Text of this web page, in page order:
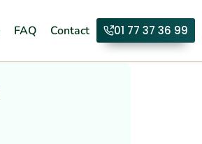
FAQ Contact 01 77 37 36 99